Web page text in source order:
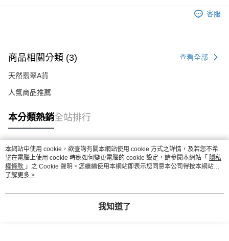
客服
商品相關分類 (3) 查看全部
天然翡翠A貨
人氣商品推薦
本分類熱銷全站排行
熱門標籤
本網站中使用 cookie，欲查詢有關本網站使用 cookie 方式之詳情，及若您不希
望在電腦上使用 cookie 時應如何變更電腦的 cookie 設定，請參閱本網站「 隱私
權條款 」之 Cookie 聲明。您繼續使用本網站即表示您同意本公司得按本網站使
用條款之 Cookie 聲明使用 cookie。
了解更多 >
我知道了